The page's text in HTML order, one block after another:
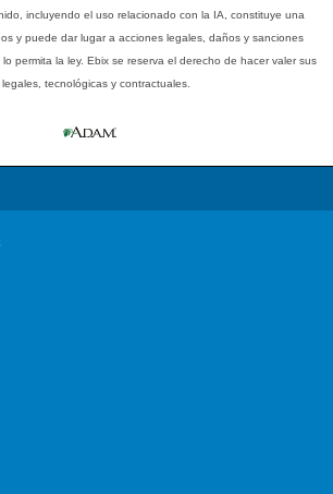
incluyendo el uso relacionado con la IA, constituye una
y puede dar lugar a acciones legales, daños y sanciones
permita la ley. Ebix se reserva el derecho de hacer valer sus
tecnológicas y contractuales.